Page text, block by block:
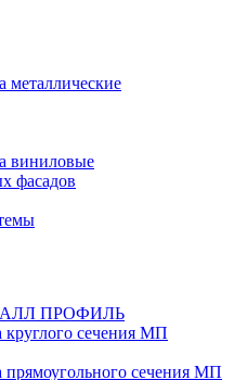
металлические
виниловые
фасадов
ПРОФИЛЬ
круглого сечения МП
прямоугольного сечения МП